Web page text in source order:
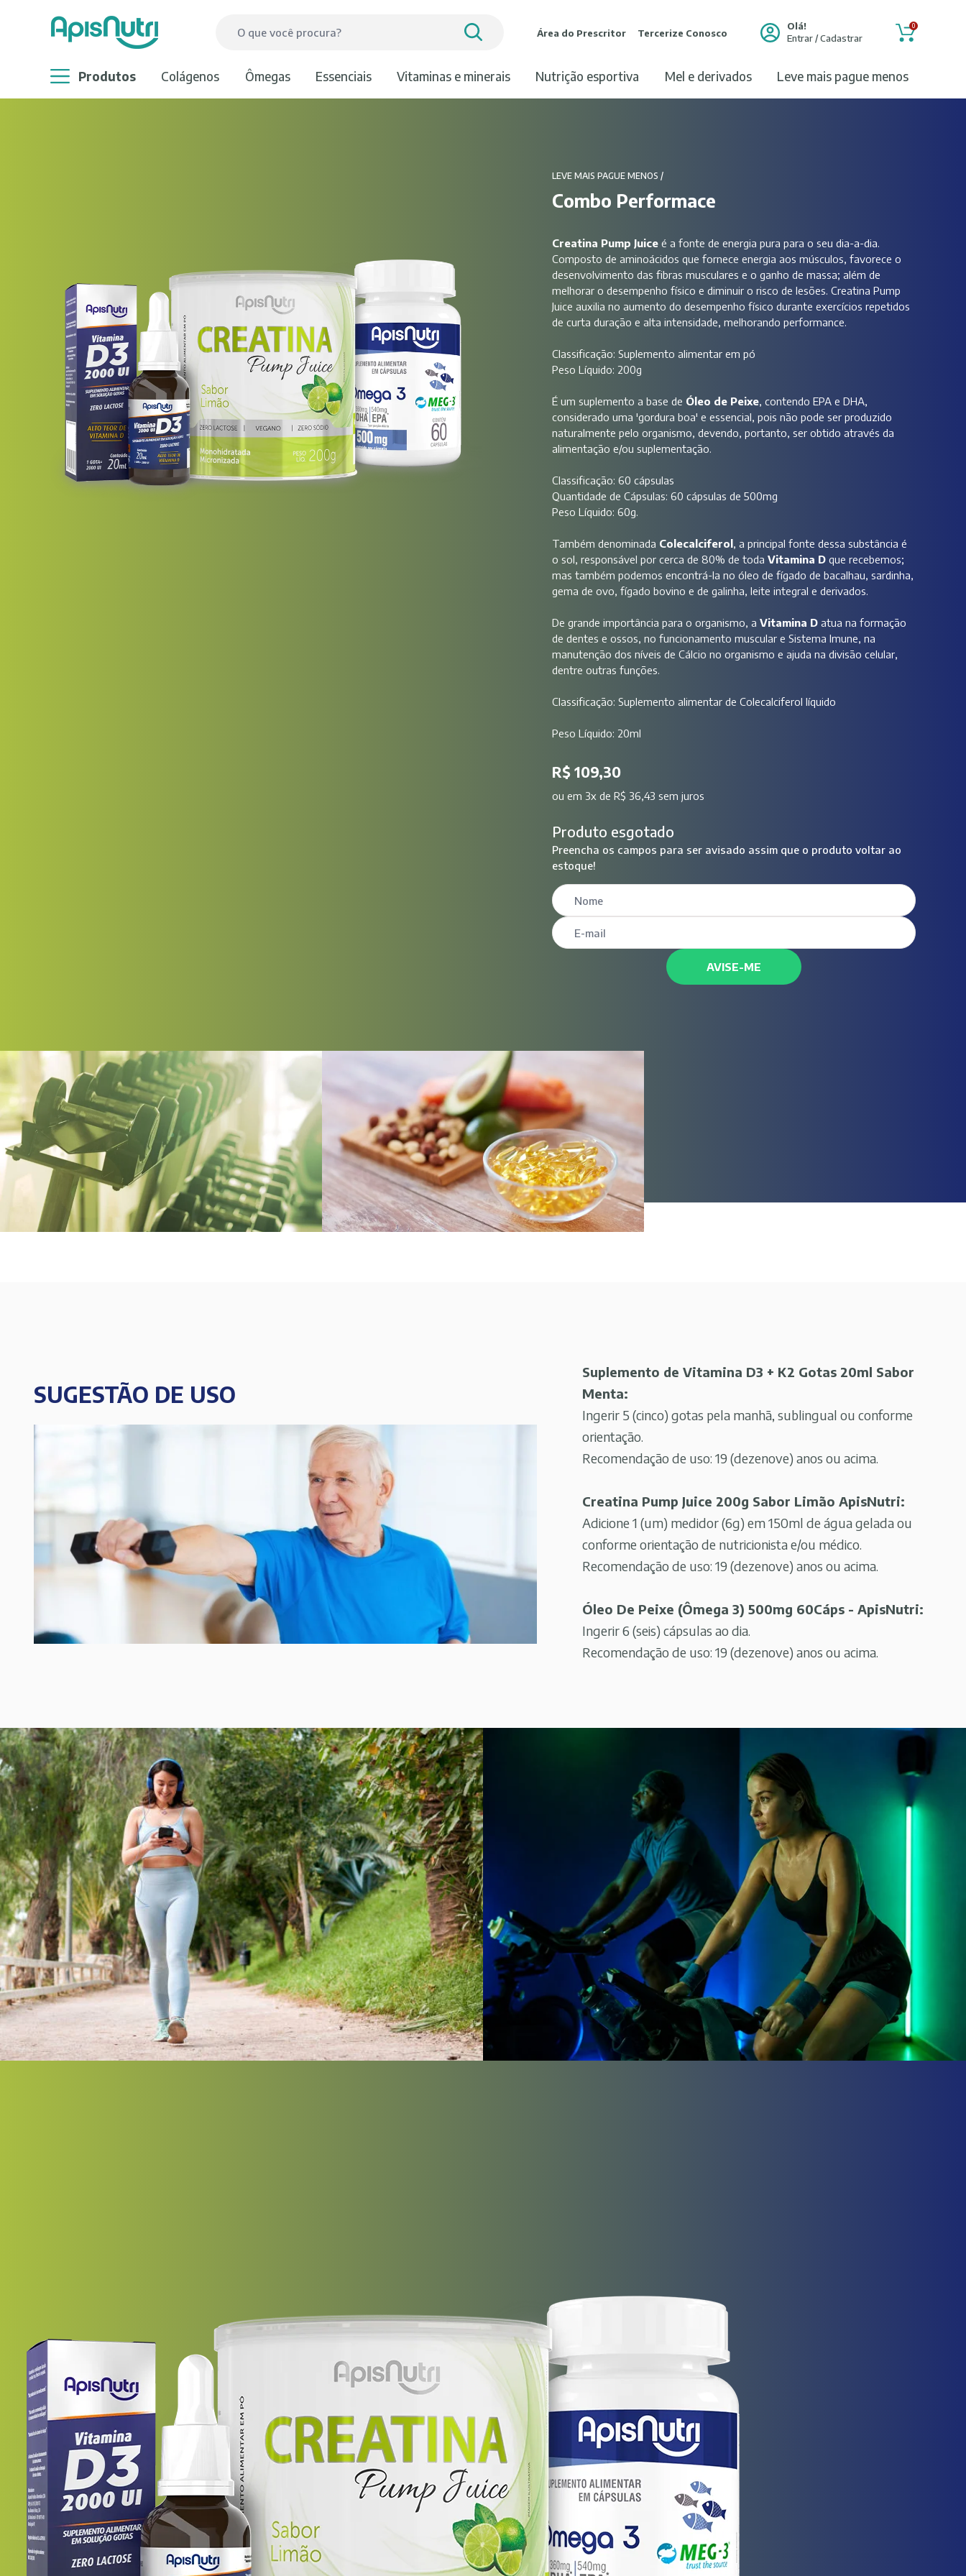
Área do Prescritor Tercerize Conosco
Olá!
Entrar / Cadastrar
0
produtos colágenos ômegas essenciais vitaminas e minerais nutrição esportiva mel e derivados leve mais pague menos
LEVE MAIS PAGUE MENOS /
Combo Performace
Creatina Pump Juice é a fonte de energia pura para o seu dia-a-dia.
Composto de aminoácidos que fornece energia aos músculos, favorece o
desenvolvimento das fibras musculares e o ganho de massa; além de
melhorar o desempenho físico e diminuir o risco de lesões. Creatina Pump
Juice auxilia no aumento do desempenho físico durante exercícios repetidos
de curta duração e alta intensidade, melhorando performance.
Classificação: Suplemento alimentar em pó
Peso Líquido: 200g
É um suplemento a base de Óleo de Peixe, contendo EPA e DHA,
considerado uma 'gordura boa' e essencial, pois não pode ser produzido
naturalmente pelo organismo, devendo, portanto, ser obtido através da
alimentação e/ou suplementação.
Classificação: 60 cápsulas
Quantidade de Cápsulas: 60 cápsulas de 500mg
Peso Líquido: 60g.
Também denominada Colecalciferol, a principal fonte dessa substância é
o sol, responsável por cerca de 80% de todaVitamina D que recebemos;
mas também podemos encontrá-la no óleo de fígado de bacalhau, sardinha,
gema de ovo, fígado bovino e de galinha, leite integral e derivados.
De grande importância para o organismo, aVitamina D atua na formação
de dentes e ossos, no funcionamento muscular e Sistema Imune, na
manutenção dos níveis de Cálcio no organismo e ajuda na divisão celular,
dentre outras funções.
Classificação: Suplemento alimentar de Colecalciferol líquido
Peso Líquido: 20ml
R$ 109,30
ouem 3x de R$ 36,43 sem juros
Produto esgotado
Preencha os campos para ser avisado assim que o produto voltar ao
estoque!
AVISE-ME
SUGESTÃO DE USO
Suplemento de Vitamina D3 + K2 Gotas 20ml Sabor
Menta:
Ingerir 5 (cinco) gotas pela manhã, sublingual ou conforme
orientação.
Recomendação de uso: 19 (dezenove) anos ou acima.
Creatina Pump Juice 200g Sabor Limão ApisNutri:
Adicione 1 (um) medidor (6g) em 150ml de água gelada ou
conforme orientação de nutricionista e/ou médico.
Recomendação de uso: 19 (dezenove) anos ou acima.
Óleo De Peixe (Ômega 3) 500mg 60Cáps - ApisNutri:
Ingerir 6 (seis) cápsulas ao dia.
Recomendação de uso: 19 (dezenove) anos ou acima.